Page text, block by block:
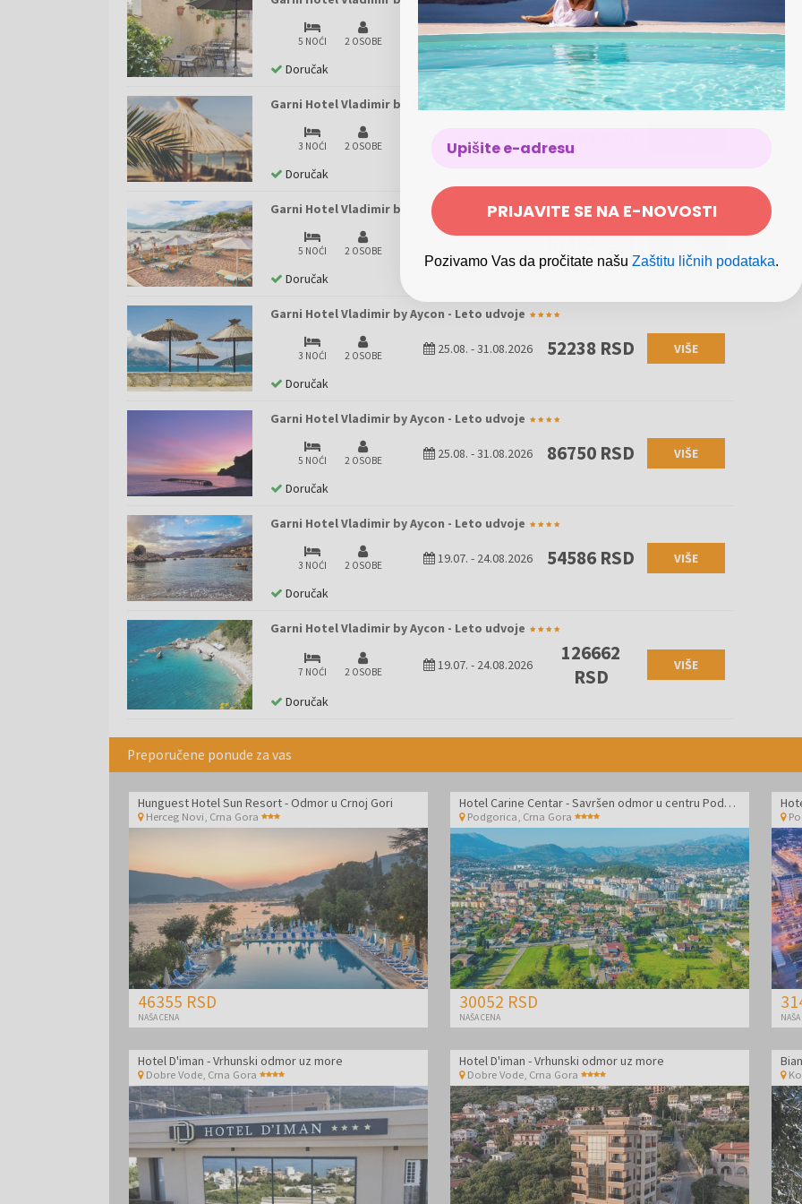
5 NOĆI 2 OSOBE 17.09.-30.09.2026 61629 RSD VIŠE
Doručak
Garni Hotel Vladimir by Aycon - Odmor udvoje
3 NOĆI 2 OSOBE -16.09.2026
Doručak
Garni Hotel Vladimir by Aycon - Odmor udvoje
5 NOĆI 2 OSOBE 67504 RSD
Doručak
Garni Hotel Vladimir by Aycon - Leto udvoje
3 NOĆI 2 OSOBE 25.08. -31.08.2026 52238 RSD VIŠE
Doručak
Garni Hotel Vladimir by Aycon - Leto udvoje
5 NOĆI 2 OSOBE 25.08. -31.08.2026 86750 RSD VIŠE
Doručak
Garni Hotel Vladimir by Aycon - Leto udvoje
3 NOĆI 2 OSOBE 19.07. - 24.08.2026 54586 RSD VIŠE
Doručak
Garni Hotel Vladimir by Aycon - Leto udvoje
7 NOĆI 2 OSOBE 19.07. - 24.08.2026
126662
RSD
VIŠE
Doručak
Preporučene ponude za vas
Hunguest Hotel Sun Resort - Odmor u Crnoj Gori
Herceg Novi Crna Gora
46355 RSD
NAŠA CENA
Hotel Carine Centar - Savršen odmor u centru Podgorice
Podgorica Crna Gora
30052 RSD
NAŠA CENA
Hotel D'iman - Vrhunski odmor uz more
Dobre Vode Crna Gora
Hotel D'iman - Vrhunski odmor uz more
Dobre Vode, Crna Gora
PRIJAVITE SE NA E-NOVOSTI
Pozivamo Vas da pročitate našu Zaštitu ličnih podataka.